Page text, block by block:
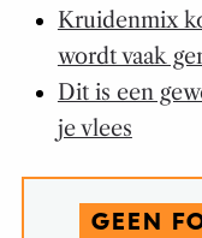
Kruidenmix
wordt vaak
Dit is een
je vlees
GEEN